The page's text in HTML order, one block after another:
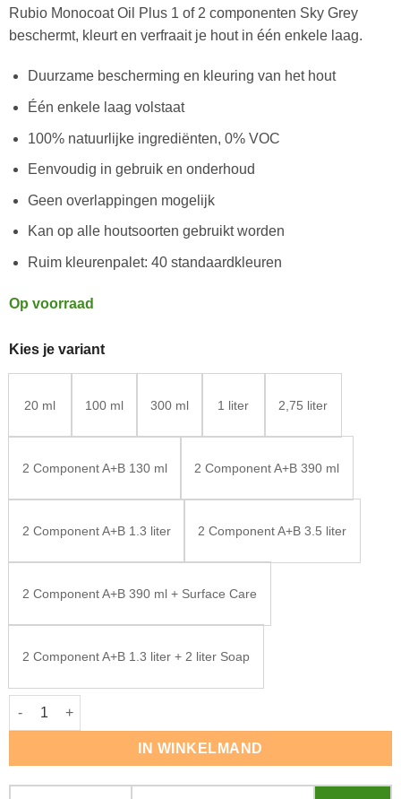
op
klantbeoordeling
Rubio Monocoat Oil Plus 1 of 2 componenten Sky Grey
beschermt, kleurt en verfraait je hout in één enkele laag.
Duurzame bescherming en kleuring van het hout
Één enkele laag volstaat
100% natuurlijke ingrediënten, 0% VOC
Eenvoudig in gebruik en onderhoud
Geen overlappingen mogelijk
Kan op alle houtsoorten gebruikt worden
Ruim kleurenpalet: 40 standaardkleuren
Op voorraad
Kies je variant
20 ml 100 ml 300 ml 1 liter 2,75 liter
2 Component A+B 130 ml 2 Component A+B 390 ml
2 Component A+B 1.3 liter 2 Component A+B 3.5 liter
2 Component A+B 390 ml + Surface Care
2 Component A+B 1.3 liter + 2 liter Soap
Rubio Monocoat Oil Plus Sky Grey aantal
IN WINKELMAND